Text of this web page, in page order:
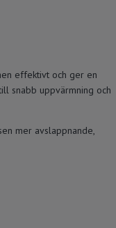
effektivt och ger en
snabb uppvärmning och
mer avslappnande,